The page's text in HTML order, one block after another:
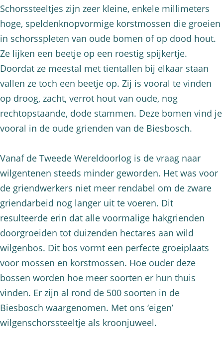
Schorssteeltjes zijn zeer kleine, enkele millimeters
hoge, speldenknopvormige korstmossen die groeien
in schorsspleten van oude bomen of op dood hout.
Ze lijken een beetje op een roestig spijkertje.
Doordat ze meestal met tientallen bij elkaar staan
vallen ze toch een beetje op. Zij is vooral te vinden
op droog, zacht, verrot hout van oude, nog
rechtopstaande, dode stammen. Deze bomen vind je
vooral in de oude grienden van de Biesbosch.
Vanaf de Tweede Wereldoorlog is de vraag naar
wilgentenen steeds minder geworden. Het was voor
de griendwerkers niet meer rendabel om de zware
griendarbeid nog langer uit te voeren. Dit
resulteerde erin dat alle voormalige hakgrienden
doorgroeiden tot duizenden hectares aan wild
wilgenbos. Dit bos vormt een perfecte groeiplaats
voor mossen en korstmossen. Hoe ouder deze
bossen worden hoe meer soorten er hun thuis
vinden. Er zijn al rond de 500 soorten in de
Biesbosch waargenomen. Met ons ‘eigen’
wilgenschorssteeltje als kroonjuweel.